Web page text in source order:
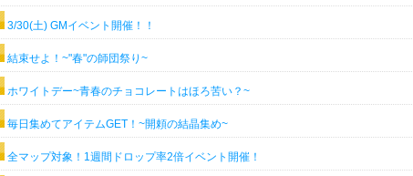
3/30(土) GMイベント開催！！
結束せよ！~"春"の師団祭り~
ホワイトデー~青春のチョコレートはほろ苦い？~
毎日集めてアイテムGET！~開頼の結晶集め~
全マップ対象！1週間ドロップ率2倍イベント開催！